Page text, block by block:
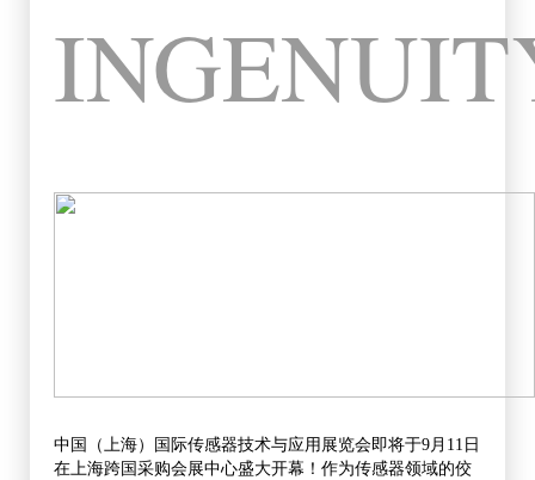
中国（上海）国际传感器技术与应用展览会即将于9月11日
在上海跨国采购会展中心盛大开幕！ 作为传感器领域的佼